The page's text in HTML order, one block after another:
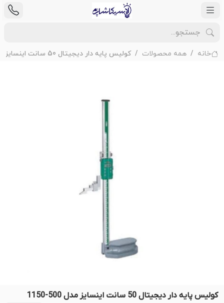
خانه همه محصولات کولیس پایه دار دیجیتال 50 سانت اینسایز مدل 500-1150
کولیس پایه دار دیجیتال 50 سانت اینسایز مدل 500-1150